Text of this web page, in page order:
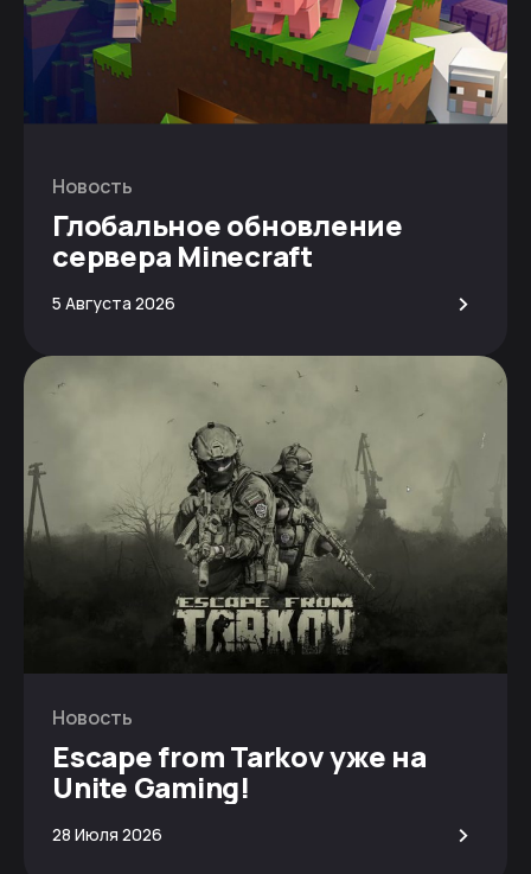
Новость
Глобальное обновление
сервера Minecraft
5 Августа 2026 >
Новость
Escape from Tarkov уже на
Unite Gaming!
28 Июля 2026 >